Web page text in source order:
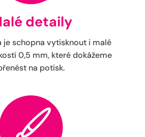
detaily
je schopna vytisknout i malé
0,5 mm, které dokážeme
na potisk.